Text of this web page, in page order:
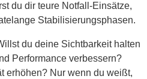
du dir teure Notfall-Einsätze,
Stabilisierungsphasen.
du deine Sichtbarkeit halten
Performance verbessern?
erhöhen? Nur wenn du weißt,